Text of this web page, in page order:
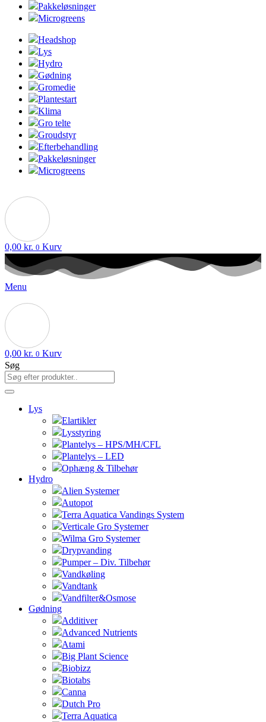
Pakkeløsninger
Microgreens
Headshop
Lys
Hydro
Gødning
Gromedie
Plantestart
Klima
Gro telte
Groudstyr
Efterbehandling
Pakkeløsninger
Microgreens
0,00 kr. 0 Kurv
Menu
0,00 kr. 0 Kurv
Søg
Lys
Elartikler
Lysstyring
Plantelys – HPS/MH/CFL
Plantelys – LED
Ophæng & Tilbehør
Hydro
Alien Systemer
Autopot
Terra Aquatica Vandings System
Verticale Gro Systemer
Wilma Gro Systemer
Drypvanding
Pumper – Div. Tilbehør
Vandkøling
Vandtank
Vandfilter&Osmose
Gødning
Additiver
Advanced Nutrients
Atami
Big Plant Science
Biobizz
Biotabs
Canna
Dutch Pro
Terra Aquatica